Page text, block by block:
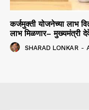
कर्जमुक्ती योजनेच्या लाभ
लाभ मिळणार– मुख्यमंत्री
SHARAD LONKAR -